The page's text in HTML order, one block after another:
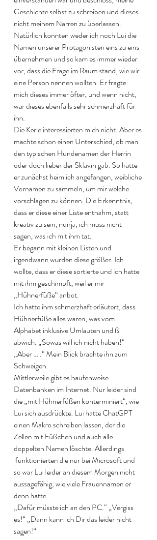
Geschichte selbst zu schreiben und dieses
nicht meinem Narren zu überlassen.
Natürlich konnten weder ich noch Lui die
Namen unserer Protagonisten eins zu eins
übernehmen und so kam es immer wieder
vor, dass die Frage im Raum stand, wie wir
eine Person nennen wollten. Er fragte
mich dieses immer öfter, und wenn nicht,
war dieses ebenfalls sehr schmerzhaft für
ihn.
Die Kerle interessierten mich nicht. Aber es
machte schon einen Unterschied, ob man
den typischen Hundenamen der Herrin
oder doch lieber der Sklavin gab. So hatte
er zunächst heimlich angefangen, weibliche
Vornamen zu sammeln, um mir welche
vorschlagen zu können. Die Erkenntnis,
dass er diese einer Liste entnahm, statt
kreativ zu sein, nunja, ich muss nicht
sagen, was ich mit ihm tat.
Er begann mit kleinen Listen und
irgendwann wurden diese größer. Ich
wollte, dass er diese sortierte und ich hatte
mit ihm geschimpft, weil er mir
„Hühnerfüße“ anbot.
Ich hatte ihm schmerzhaft erläutert, dass
Hühnerfüße alles waren, was vom
Alphabet inklusive Umlauten und ß
abwich. „Sowas will ich nicht haben!“
„Aber … .“ Mein Blick brachte ihn zum
Schweigen.
Mittlerweile gibt es haufenweise
Datenbanken im Internet. Nur leider sind
die „mit Hühnerfüßen konterminiert“, wie
Lui sich ausdrückte. Lui hatte ChatGPT
einen Makro schreiben lassen, der die
Zellen mit Füßchen und auch alle
doppelten Namen löschte. Allerdings
funktionierten die nur bei Microsoft und
so war Lui leider an diesem Morgen nicht
aussagefähig, wie viele Frauennamen er
denn hatte.
„Dafür müsste ich an den PC.“ „Vergiss
es!“ „Dann kann ich Dir das leider nicht
sagen!“